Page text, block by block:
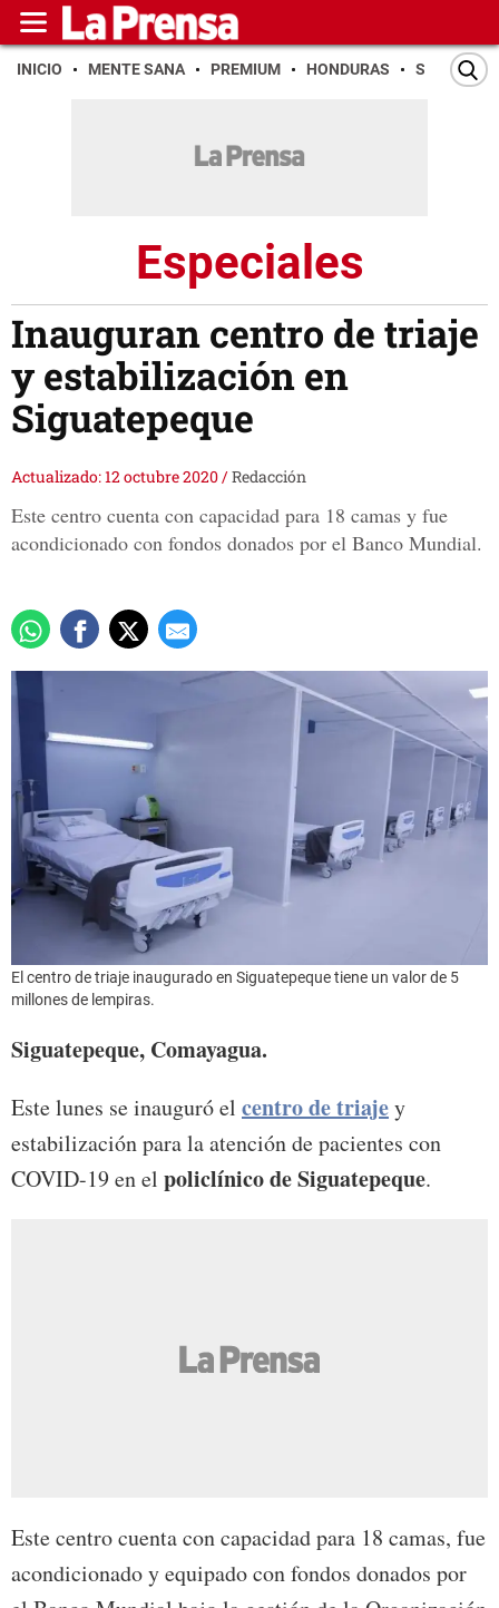
INICIO MENTE SANA PREMIUM HONDURAS SAN PEDRO
Especiales
Inauguran centro de triaje
y estabilización en
Siguatepeque
Actualizado: 12 octubre 2020/Redacción
Este centro cuenta con capacidad para 18 camas y fue
acondicionado con fondos donados por el Banco Mundial.
El centro de triaje inaugurado en Siguatepeque tiene un valor de 5
millones de lempiras.
Siguatepeque, Comayagua.
Este lunes se inauguró el centro de triajey
estabilización para la atención de pacientes con
COVID-19 en el policlínico de Siguatepeque.
Este centro cuenta con capacidad para 18 camas, fue
acondicionado y equipado con fondos donados por